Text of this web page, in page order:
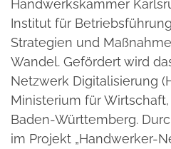
Handwerkskammer
Institut für
Strategien und
Wandel. Gefördert wird
Netzwerk Digitalisierung
Ministerium für
Baden-Württemberg.
im Projekt „Handwerker-